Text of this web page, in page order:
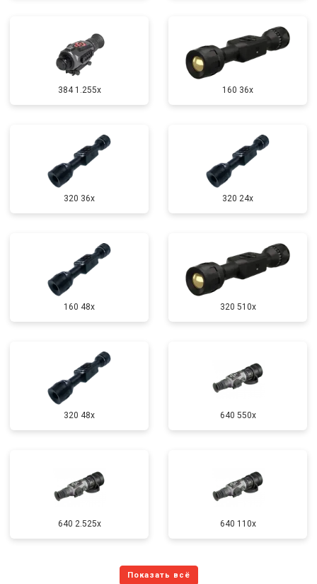
384 1.255х 160 36x
320 36x 320 24x
160 48x 320 510x
320 48x 640 550x
640 2.525x 640 110x